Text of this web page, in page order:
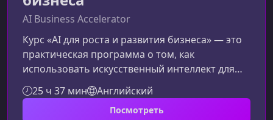
AI Business Accelerator
Курс «AI для роста и развития бизнеса» — это
практическая программа о том, как
использовать искусственный интеллект для
запуска, развития и масштабирования
современного бизнеса. Вы разберёте путь от
поиска идеи и проверки спроса до
25 ч 37 мин Английский
Посмотреть